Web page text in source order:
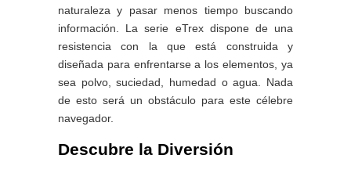
naturaleza y pasar menos tiempo buscando
información. La serie eTrex dispone de una
resistencia con la que está construida y
diseñada para enfrentarse a los elementos, ya
sea polvo, suciedad, humedad o agua. Nada
de esto será un obstáculo para este célebre
navegador.
Descubre la Diversión